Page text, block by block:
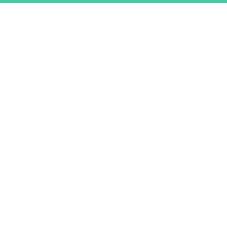
9050 Gentbrugge, Bèlgica